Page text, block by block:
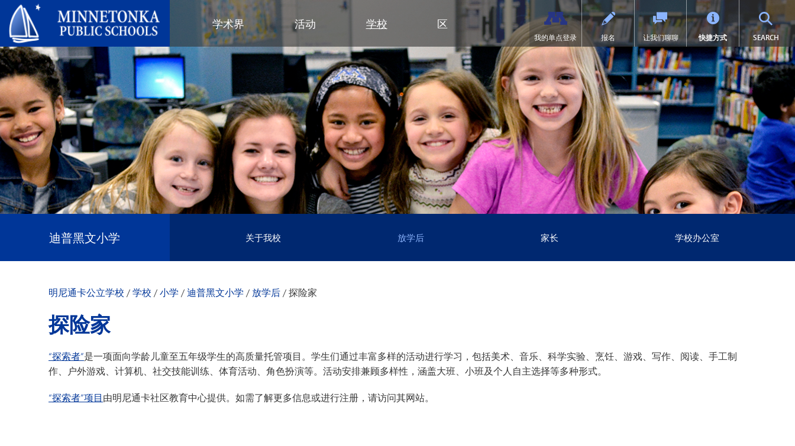
明尼通卡公立学校
学术界
地区项目
进阶学习
计算机科学与编程
数字健康与保健
语言沉浸式教学
音乐选项
“导航员”计划
奥尔维斯反欺凌项目
Tonka 在线
学前教育
幼儿筛查
“小探险家”托儿所
小学（K-5年级）
课程设置
小学网站链接
小学美术
沉浸式教学选项（幼儿园至五年
级）
Kindergarten at Minnetonka
读写能力计划
高中（9-12年级）
学术荣誉
大学先修课程（AP）
毕业设计
美术
毕业要求
国际文凭（IB）
国际研究
语言沉浸式课程（9-12年级）
明尼通卡研究
MOMENTUM：航空、汽车、建筑
船长日志 | MHS 课程目录
初中（6-8年级）
学术荣誉
课程目录
活动
全区
卓越庆典
服务庆典
社区教育
有目标的育儿
“为更绿色的未来”再利用与回收活
动
Tonka 提供
小学
区合唱团
Tonka 辅导
初中
活动 - MME
活动 - MMW
高中活动
社团与拓展活动
联系我们
明尼通卡合唱团（在新窗口/标签页中打开）
明尼通卡部落（在新窗口/标签页中打开）
明尼通卡管弦乐团（在新窗口/标签页中打开）
明尼通卡剧院（在新窗口/标签页中打开）
注册（在新窗口/标签页中打开）
高中体育
日历
设施
常见问题
联系我们
注册 （在新窗口/标签页中打开）
体育
体育快讯
门票
学校
社区教育
明尼通卡幼儿园与ECFE
探索者（托儿所）
青年
成人课程
活动
小学
清泉小学
迪普黑文小学
埃克塞尔西尔小学
格罗夫兰小学
明尼瓦什塔小学
风景高地小学
初中
东初中
西初中
高中
明尼通卡高中
过渡教育
SAIL 过渡计划
在线学习
Tonka 在线
区
领导力
年度报告
学区政策
校董会
校长
关于明尼通卡学区
区域地图（在新窗口/标签页中打开）
使命、信念与愿景
家长与学生手册
引以为豪之处
员工名录
部门
预算与财务
招标与提案征集
通信
设施使用与租赁
人力资源
营养服务
居民及公开招募
安全与安保
教学
技术
交通
合作伙伴
后援会
案例
钻石俱乐部（在新窗口/标签页中打开）
家庭协作
明尼通卡校友会
明尼通卡基金会
斯基珀斯助威俱乐部
Tonka CARES
托恩卡之傲
项目
1:1 iPad 信息
第504条
预防欺凌
数字健康与保健
英语学习者 (EL)
医疗服务
居家
符合《麦金尼-文托法案》资格的
学生
明尼通卡美洲原住民教育项目
我的单点登录 报名 让我们聊聊 快捷方式 SEARCH
迪普黑文小学 关于我校
户外课堂
员工名录
放学后 家长
TIPS276（举报歧视/欺凌/骚扰）
志愿者
学校办公室
明尼通卡公立学校 /学校 /小学 /迪普黑文小学 / 放学后/探险家
探险家
“探索者”是一项面向学龄儿童至五年级学生的高质量托管项目。学生们通过丰富多样的活动进行学习，包括美术、音乐、科学实验、烹饪、游戏、写作、阅读、手工制
作、户外游戏、计算机、社交技能训练、体育活动、角色扮演等。活动安排兼顾多样性，涵盖大班、小班及个人自主选择等多种形式。
“探索者”项目由明尼通卡社区教育中心提供。如需了解更多信息或进行注册，请访问其网站。